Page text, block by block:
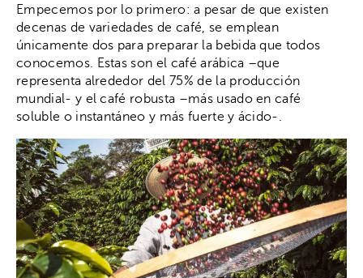
Empecemos por lo primero: a pesar de que existen
decenas de variedades de café, se emplean
únicamente dos para preparar la bebida que todos
conocemos. Estas son el café arábica –que
representa alrededor del 75% de la producción
mundial- y el café robusta –más usado en café
soluble o instantáneo y más fuerte y ácido-.